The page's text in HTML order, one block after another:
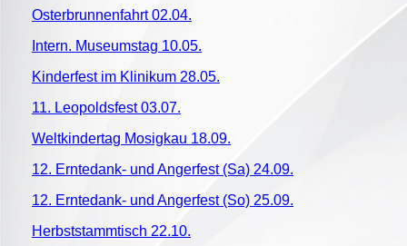
Osterbrunnenfahrt 02.04.
Intern. Museumstag 10.05.
Kinderfest im Klinikum 28.05.
11. Leopoldsfest 03.07.
Weltkindertag Mosigkau 18.09.
12. Erntedank- und Angerfest (Sa) 24.09.
12. Erntedank- und Angerfest (So) 25.09.
Herbststammtisch 22.10.